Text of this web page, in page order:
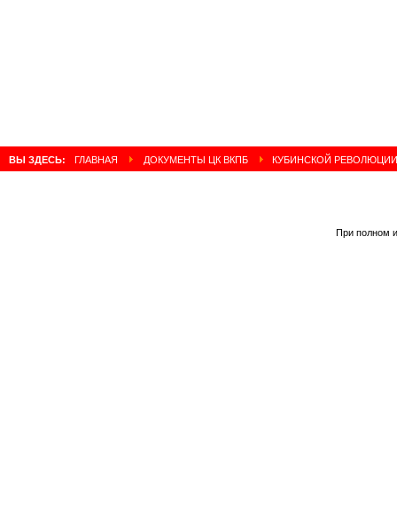
ВЫ ЗДЕСЬ: ГЛАВНАЯ ДОКУМЕНТЫ ЦК ВКПБ КУБИНСКОЙ РЕВОЛЮЦИИ
При полном